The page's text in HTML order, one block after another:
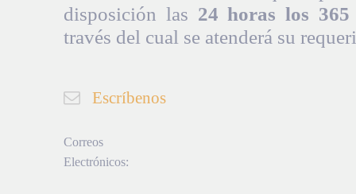
disposición las 24 horas los
través del cual se atenderá su
Escríbenos
Correos
Electrónicos: